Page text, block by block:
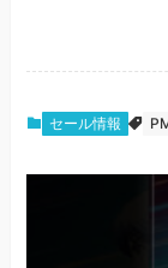
セール情報